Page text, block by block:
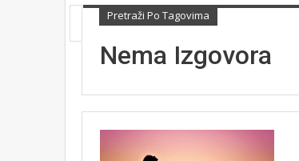
Pretraži Po Tagovima
Nema Izgovora